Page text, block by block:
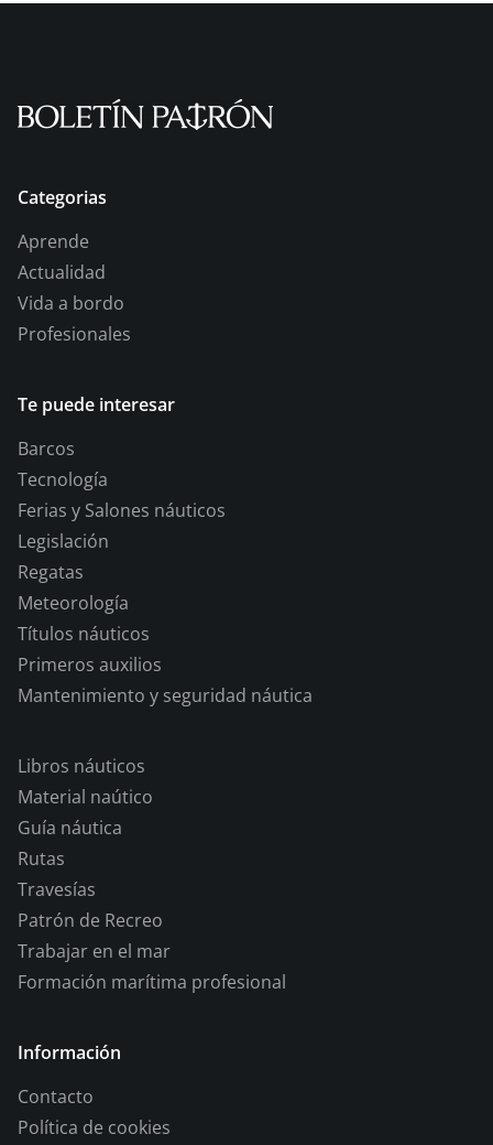
Categorias
Aprende
Actualidad
Vida a bordo
Profesionales
Te puede interesar
Barcos
Tecnología
Ferias y Salones náuticos
Legislación
Regatas
Meteorología
Títulos náuticos
Primeros auxilios
Mantenimiento y seguridad náutica
Libros náuticos
Material naútico
Guía náutica
Rutas
Travesías
Patrón de Recreo
Trabajar en el mar
Formación marítima profesional
Información
Contacto
Política de cookies